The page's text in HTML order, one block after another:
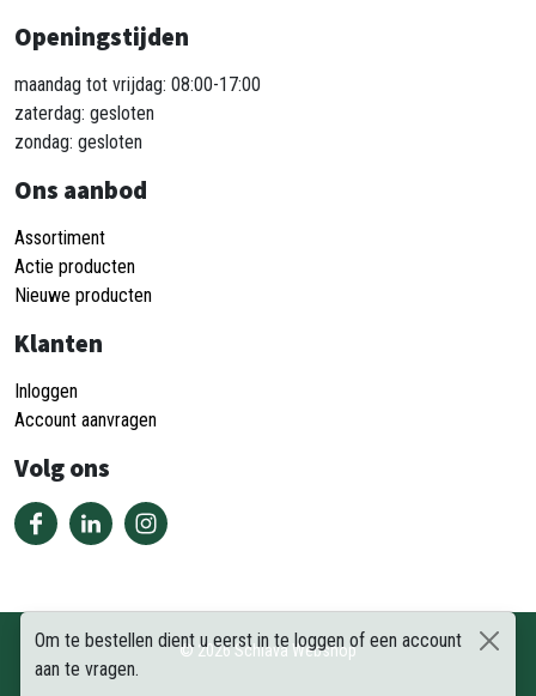
Om te bestellen dient u eerst in te loggen of een account
aan te vragen.
Openingstijden
maandag tot vrijdag: 08:00-17:00
zaterdag: gesloten
zondag: gesloten
Ons aanbod
Assortiment
Actie producten
Nieuwe producten
Klanten
Inloggen
Account aanvragen
Volg ons
©2026Schiava Webshop